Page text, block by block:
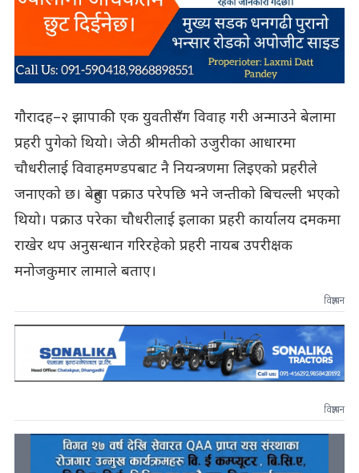
गौरादह–२ झापाकी एक युवतीसँग विवाह गरी अन्माउने बेलामा
प्रहरी पुगेको थियो। जेठी श्रीमतीको उजुरीका आधारमा
चौधरीलाई विवाहमण्डपबाट नै नियन्त्रणमा लिइएको प्रहरीले
जनाएको छ। बेहुला पक्राउ परेपछि भने जन्तीको बिचल्ली भएको
थियो। पक्राउ परेका चौधरीलाई इलाका प्रहरी कार्यालय दमकमा
राखेर थप अनुसन्धान गरिरहेको प्रहरी नायब उपरीक्षक
मनोजकुमार लामाले बताए।
विज्ञापन
विज्ञापन